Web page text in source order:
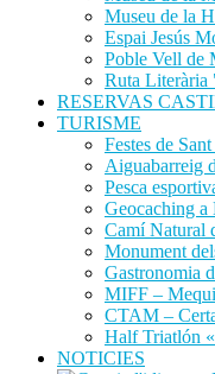
Museu de la
Espai Jesús
Poble Vell de
Ruta Literària
RESERVAS
TURISME
Festes de
Aiguabarreig
Pesca
Geocaching a
Camí Natural
Monument
Gastronomia
MIFF –
CTAM –
Half Triatlón
NOTICIES